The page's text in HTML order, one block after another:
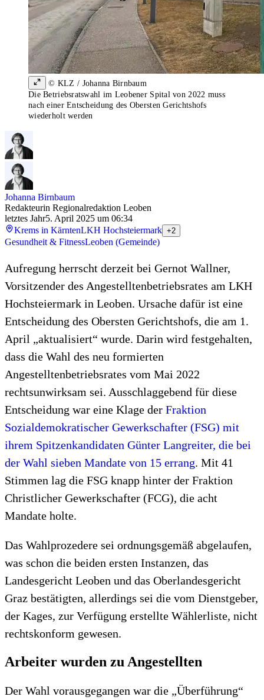
© KLZ / Johanna Birnbaum
Die Betriebsratswahl im Leobener Spital von 2022 muss
nach einer Entscheidung des Obersten Gerichtshofs
wiederholt werden
Johanna Birnbaum
Redakteurin Regionalredaktion Leoben
letztes Jahr5. April 2025 um 06:34
Krems in KärntenLKH Hochsteiermark +2
Gesundheit & FitnessLeoben (Gemeinde)
Aufregung herrscht derzeit bei Gernot Wallner,
Vorsitzender des Angestelltenbetriebsrates am LKH
Hochsteiermark in Leoben. Ursache dafür ist eine
Entscheidung des Obersten Gerichtshofs, die am 1.
April „aktualisiert“ wurde. Darin wird festgehalten,
dass die Wahl des neu formierten
Angestelltenbetriebsrates vom Mai 2022
rechtsunwirksam sei. Ausschlaggebend für diese
Entscheidung war eine Klage der Fraktion
Sozialdemokratischer Gewerkschafter (FSG) mit
ihrem Spitzenkandidaten Günter Langreiter, die bei
der Wahl sieben Mandate von 15 errang. Mit 41
Stimmen lag die FSG knapp hinter der Fraktion
Christlicher Gewerkschafter (FCG), die acht
Mandate holte.
Das Wahlprozedere sei ordnungsgemäß abgelaufen,
was schon die beiden ersten Instanzen, das
Landesgericht Leoben und das Oberlandesgericht
Graz bestätigten, allerdings sei die vom Dienstgeber,
der Kages, zur Verfügung erstellte Wählerliste, nicht
rechtskonform gewesen.
Arbeiter wurden zu Angestellten
Der Wahl vorausgegangen war die „Überführung“